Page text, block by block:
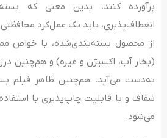
برآورده ‌کنند. بدین معنی که
انعطاف‌پذیری، باید یک عمل‌کرد
از محصول بسته‌بندی‌شده، با خواص
(بخار آب، اکسیژن و غیره) و هم‌چنین
به‌دست می‌آید. هم‌چنین ظاهر فیلم
شفاف و با قابلیت چاپ‌پذیری با
می‌شود.